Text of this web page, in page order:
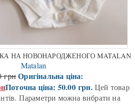
НА НОВОНАРОДЖЕНОГО MATALAN
Matalan
грн Оригінальна ціна:
Поточна ціна: 50.00 грн. Цей товар
Параметри можна вибрати на